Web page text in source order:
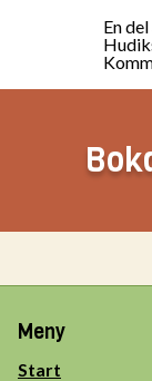
En
Meny
Start